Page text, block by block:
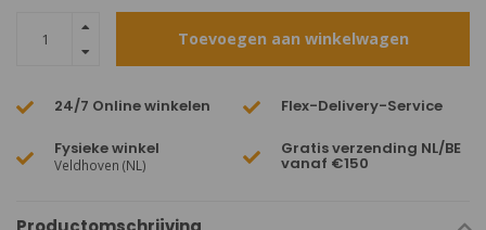
Toevoegen aan winkelwagen
24/7 Online winkelen Flex-Delivery-Service
Fysieke winkel
Veldhoven (NL)
Gratis verzending NL/BE
vanaf €150